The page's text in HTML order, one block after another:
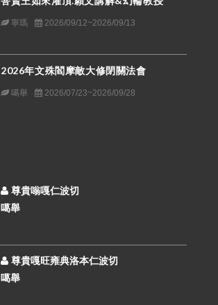
寧瑪 2026/09/12~2026/09/13
2026年文殊閻摩敵大修閉關法會
噶舉 2026/07/23~2026/09/28
尊貴嗡嘎仁波切
噶舉
尊貴嘎旺雍典洛本仁波切
噶舉